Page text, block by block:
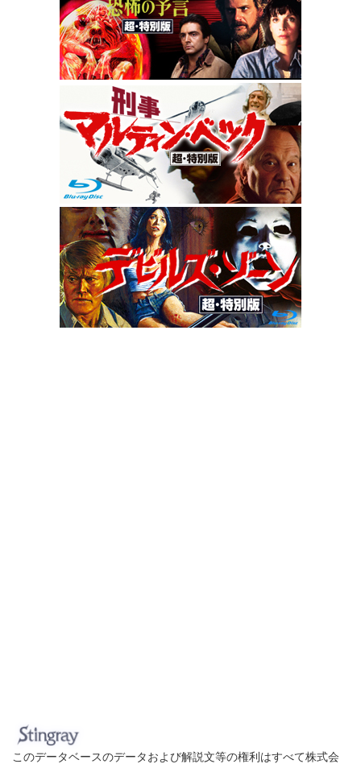
このデータベースのデータおよび解説文等の権利はすべて株式会